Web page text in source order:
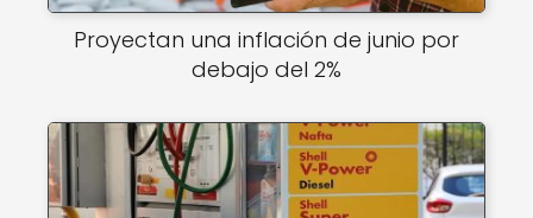
Proyectan una inflación de junio por
debajo del 2%